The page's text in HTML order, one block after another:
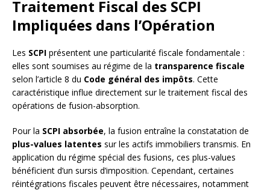
Traitement Fiscal des SCPI
Impliquées dans l’Opération
Les SCPI présentent une particularité fiscale fondamentale :
elles sont soumises au régime de la transparence fiscale
selon l’article 8 du Code général des impôts. Cette
caractéristique influe directement sur le traitement fiscal des
opérations de fusion-absorption.
Pour la SCPI absorbée, la fusion entraîne la constatation de
plus-values latentes sur les actifs immobiliers transmis. En
application du régime spécial des fusions, ces plus-values
bénéficient d’un sursis d’imposition. Cependant, certaines
réintégrations fiscales peuvent être nécessaires, notamment